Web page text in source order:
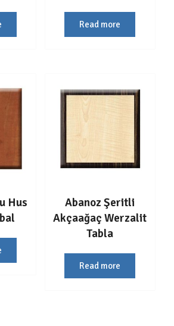
Read more
Hus
Abanoz Şeritli
Akçaağaç Werzalit
Tabla
Read more